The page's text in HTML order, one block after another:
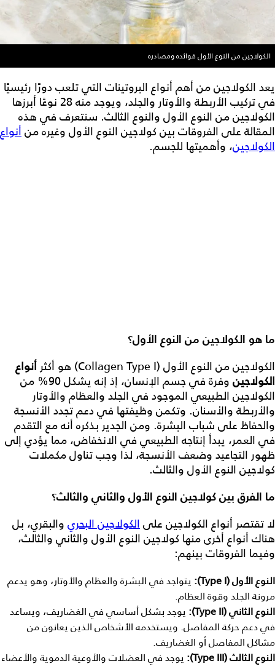
الكولاجين من النوع الأول فوائده ومصادره
يعد الكولاجين من أهم أنواع البروتينات التي تلعب دورًا رئيسيًا
في تركيب الأربطة والأوتار والجلد، ويوجد منه 28 نوعًا أبرزها
الكولاجين من النوع الأول والنوع الثالث. سنتعرف في هذه
المقالة على الفروقات بين كولاجين النوع الأول وغيره منأنواع
الكولاجين، وأهميتها للجسم.
ما هو الكولاجين من النوع الأول؟
الكولاجين من النوع الأول (Collagen Type I) هو أكثر
أنواع
الكولاجين
وفرة في جسم الإنسان، إذ إنه يشكل 90% من
الكولاجين الطبيعي الموجود في الجلد والعظام والأوتار
والأربطة والأسنان. وتكمن وظيفتها في دعم تجدد الأنسجة
والحفاظ على شباب البشرة. ومن الجدير بذكره أنه مع التقدم
في العمر، يبدأ إنتاجه الطبيعي في الانخفاض، مما يؤدي إلى
ظهور التجاعيد وضعف الأنسجة، لذا وجب تناول مكملات
كولاجين النوع الأول والثالث.
ما الفرق بين كولاجين النوع الأول والثاني والثالث؟
لا تقتصر أنواع الكولاجين علىالكولاجين البحري والبقري، بل
هناك أنواع أخرى منها كولاجين النوع الأول والثاني والثالث،
وفيما الفروقات بينهم:
النوع الأول (Type I):
يتواجد في البشرة والعظام والأوتار، وهو يدعم
مرونة الجلد وقوة العظام.
النوع الثاني (Type II):
يوجد بشكل أساسي في الغضاريف، ويساعد
في دعم حركة المفاصل. ويستخدمه الأشخاص الذين يعانون من
مشاكل المفاصل أو الغضاريف.
النوع الثالث (Type III):
يوجد في العضلات والأوعية الدموية والأعضاء